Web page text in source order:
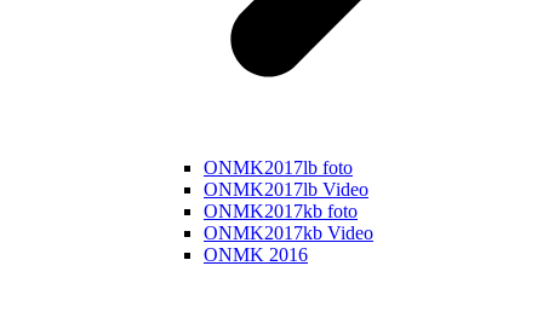
ONMK2017lb foto
ONMK2017lb Video
ONMK2017kb foto
ONMK2017kb Video
ONMK 2016